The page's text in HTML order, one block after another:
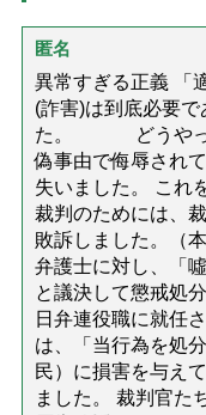
匿名
異常すぎる正義 「
(詐害)は到底必要
た。 どうやって
偽事由で侮辱され
失いました。 これ
裁判のためには、
敗訴しました。（
弁護士に対し、「
と議決して懲戒処
日弁連役職に就任
は、「当行為を処
民）に損害を与え
ました。 裁判官た